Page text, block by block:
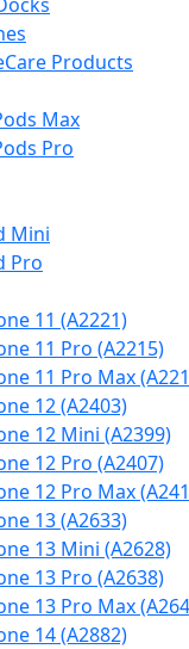
Products
Max
Pro
Mini
Pro
11 (A2221)
11 Pro (A2215)
11 Pro Max
12 (A2403)
12 Mini (A2399)
12 Pro (A2407)
12 Pro Max
13 (A2633)
13 Mini (A2628)
13 Pro (A2638)
13 Pro Max
14 (A2882)